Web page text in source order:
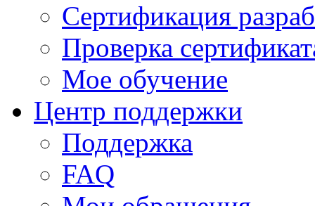
Сертификация
Проверка
Мое обучение
Центр поддержки
Поддержка
FAQ